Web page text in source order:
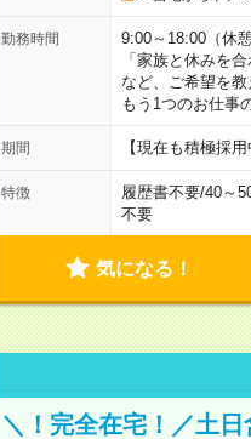
勤務時間
9:00～18:00（休
「家族と休みを
など、ご希望を
もう1つのお仕事
期間 【現在も積極採
特徴 履歴書不要/40～
不要
気になる！
＼！完全在宅！／土